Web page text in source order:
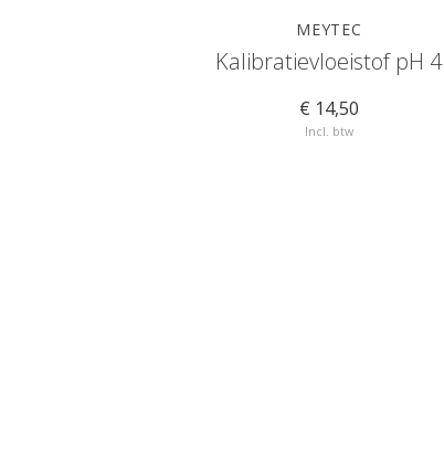
MEYTEC
Kalibratievloeistof pH 4
€ 14,50
Incl. btw